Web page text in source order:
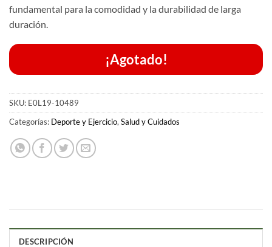
fundamental para la comodidad y la durabilidad de larga
duración.
¡Agotado!
SKU: E0L19-10489
Categorías: Deporte y Ejercicio, Salud y Cuidados
DESCRIPCIÓN